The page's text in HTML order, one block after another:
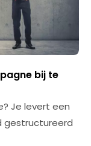
bij te
Je levert een
gestructureerd